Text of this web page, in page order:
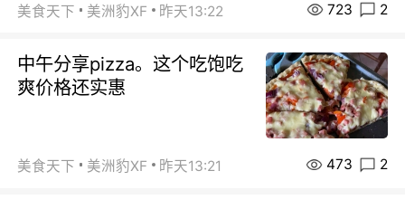
美食天下 美洲豹XF 昨天13:22 723 2
中午分享pizza。这个吃饱吃
爽价格还实惠
美食天下 美洲豹XF 昨天13:21 473 2